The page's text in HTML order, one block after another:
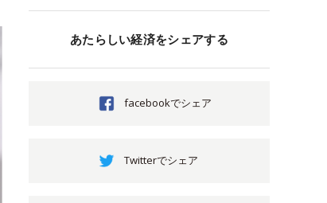
あたらしい経済をシェアする
facebookでシェア
Twitterでシェア